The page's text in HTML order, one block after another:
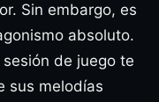
Sin embargo, es
absoluto.
de juego te
sus melodías